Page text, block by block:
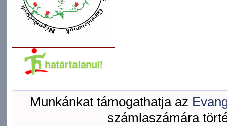
Munkánkat támogathatja az
számlaszámára